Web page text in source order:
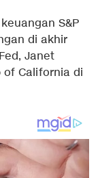
S&P
di akhir
Janet
of California di